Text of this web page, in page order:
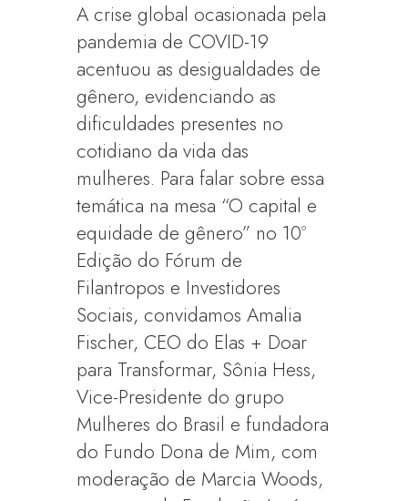
A crise global ocasionada pela
pandemia de COVID-19
acentuou as desigualdades de
gênero, evidenciando as
dificuldades presentes no
cotidiano da vida das
mulheres. Para falar sobre essa
temática na mesa “O capital e
equidade de gênero” no 10º
Edição do Fórum de
Filantropos e Investidores
Sociais, convidamos Amalia
Fischer, CEO do Elas + Doar
para Transformar, Sônia Hess,
Vice-Presidente do grupo
Mulheres do Brasil e fundadora
do Fundo Dona de Mim, com
moderação de Marcia Woods,